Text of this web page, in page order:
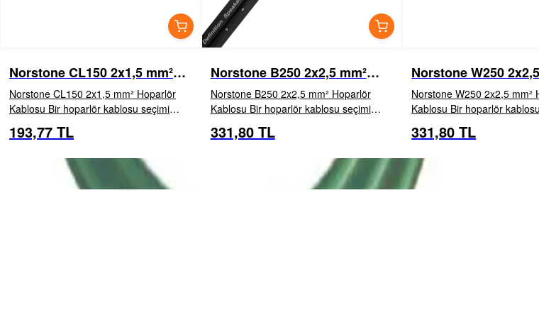
Norstone CL150 2x1,5 mm²
Hoparlör Kablosu
Norstone CL150 2x1,5 mm² Hoparlör
Kablosu Bir hoparlör kablosu seçimi
stratejiktir: kaynaktan iletilen tüm bilginin
hoparlörlere doğru ve eksiksiz şekilde
193,77 TL
İNCELE
Norstone B250 2x2,5 mm²
Hoparlör Kablosu
Norstone B250 2x2,5 mm² Hoparlör
Kablosu Bir hoparlör kablosu seçimi
stratejiktir: kaynaktan iletilen tüm bilginin
hoparlörlere doğru ve eksiksiz şekilde
331,80 TL
İNCELE
Norstone W250
Hoparlör Kablosu
Norstone W250 2x2,5 mm²
Kablosu Bir hoparlör kablosu seçimi
stratejiktir: kaynaktan
hoparlörlere doğru ve
331,80 TL
İNCELE